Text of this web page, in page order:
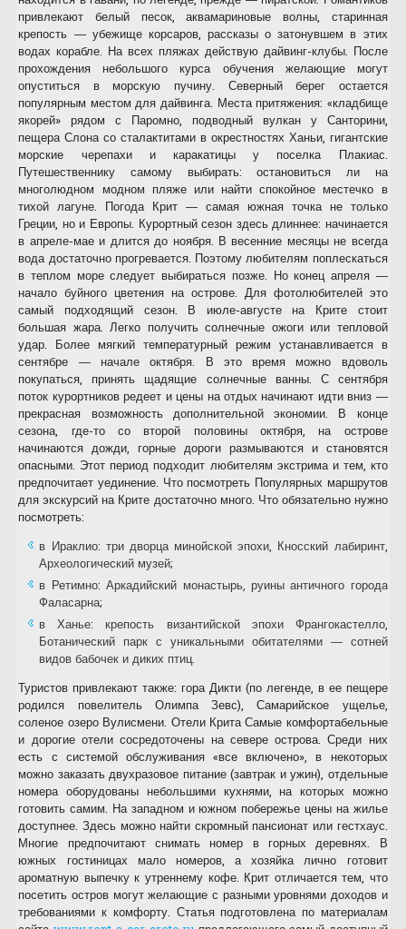
привлекают белый песок, аквамариновые волны, старинная
крепость — убежище корсаров, рассказы о затонувшем в этих
водах корабле. На всех пляжах действую дайвинг-клубы. После
прохождения небольшого курса обучения желающие могут
опуститься в морскую пучину. Северный берег остается
популярным местом для дайвинга. Места притяжения: «кладбище
якорей» рядом с Паромно, подводный вулкан у Санторини,
пещера Слона со сталактитами в окрестностях Ханьи, гигантские
морские черепахи и каракатицы у поселка Плакиас.
Путешественнику самому выбирать: остановиться ли на
многолюдном модном пляже или найти спокойное местечко в
тихой лагуне. Погода Крит — самая южная точка не только
Греции, но и Европы. Курортный сезон здесь длиннее: начинается
в апреле-мае и длится до ноября. В весенние месяцы не всегда
вода достаточно прогревается. Поэтому любителям поплескаться
в теплом море следует выбираться позже. Но конец апреля —
начало буйного цветения на острове. Для фотолюбителей это
самый подходящий сезон. В июле-августе на Крите стоит
большая жара. Легко получить солнечные ожоги или тепловой
удар. Более мягкий температурный режим устанавливается в
сентябре — начале октября. В это время можно вдоволь
покупаться, принять щадящие солнечные ванны. С сентября
поток курортников редеет и цены на отдых начинают идти вниз —
прекрасная возможность дополнительной экономии. В конце
сезона, где-то со второй половины октября, на острове
начинаются дожди, горные дороги размываются и становятся
опасными. Этот период подходит любителям экстрима и тем, кто
предпочитает уединение. Что посмотреть Популярных маршрутов
для экскурсий на Крите достаточно много. Что обязательно нужно
посмотреть:
в Ираклио: три дворца минойской эпохи, Кносский лабиринт,
Археологический музей;
в Ретимно: Аркадийский монастырь, руины античного города
Фаласарна;
в Ханье: крепость византийской эпохи Франгокастелло,
Ботанический парк с уникальными обитателями — сотней
видов бабочек и диких птиц.
Туристов привлекают также: гора Дикти (по легенде, в ее пещере
родился повелитель Олимпа Зевс), Самарийское ущелье,
соленое озеро Вулисмени. Отели Крита Самые комфортабельные
и дорогие отели сосредоточены на севере острова. Среди них
есть с системой обслуживания «все включено», в некоторых
можно заказать двухразовое питание (завтрак и ужин), отдельные
номера оборудованы небольшими кухнями, на которых можно
готовить самим. На западном и южном побережье цены на жилье
доступнее. Здесь можно найти скромный пансионат или гестхаус.
Многие предпочитают снимать номер в горных деревнях. В
южных гостиницах мало номеров, а хозяйка лично готовит
ароматную выпечку к утреннему кофе. Крит отличается тем, что
посетить остров могут желающие с разными уровнями доходов и
требованиями к комфорту. Статья подготовлена по материалам